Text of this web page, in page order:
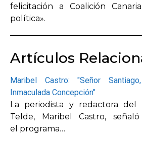
felicitación a Coalición
política».
Artículos
Maribel Castro: "Señor
Inmaculada Concepción"
La periodista y redactora del
Telde, Maribel Castro,
el programa…